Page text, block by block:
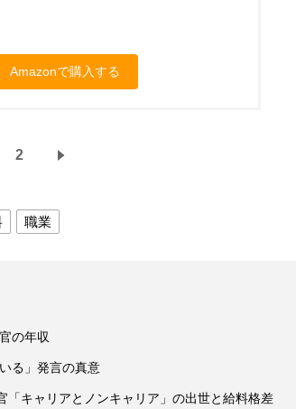
Amazonで購入する
2
職業
の年収
る」発言の真意
キャリアとノンキャリア」の出世と給料格差